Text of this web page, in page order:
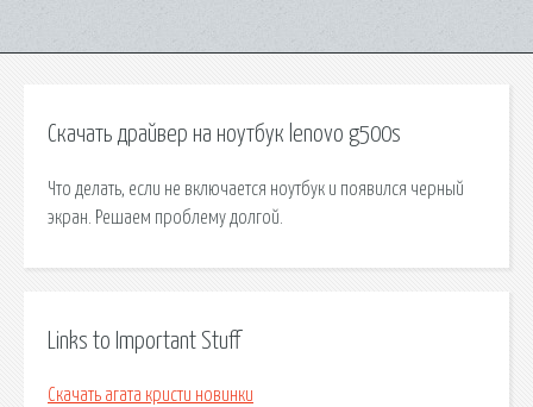
Скачать драйвер на ноутбук lenovo g500s
Что делать, если не включается ноутбук и появился черный
экран. Решаем проблему долгой.
Links to Important Stuff
Скачать агата кристи новинки